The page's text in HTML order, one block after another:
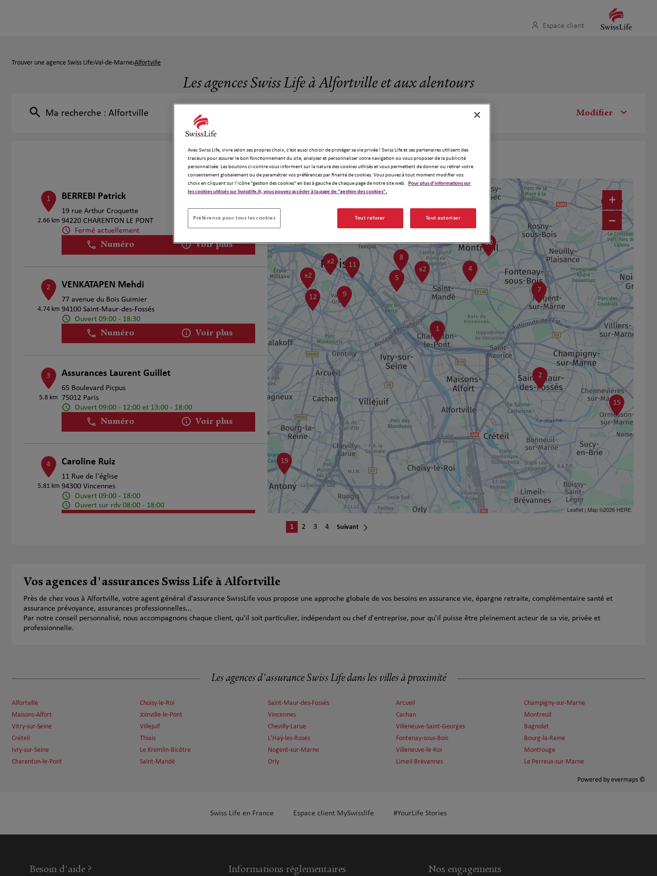
Espace client
Trouver une agence Swiss Life Val-de-Marne Alfortville
Les agences Swiss Life à Alfortville et aux alentours
Ma recherche : Alfortville Modifier
72 agences Swiss Life à Alfortville
1
2.66 km
BERREBI Patrick
19 rue Arthur Croquette
94220 CHARENTON LE PONT
Fermé actuellement
Numéro Voir plus
2
4.74 km
VENKATAPEN Mehdi
77 avenue du Bois Guimier
94100 Saint-Maur-des-Fossés
Ouvert 09:00 - 18:30
Numéro Voir plus
3
5.8 km
Assurances Laurent Guillet
65 Boulevard Picpus
75012 Paris
Ouvert 09:00 - 12:00 et 13:00 - 18:00
Numéro Voir plus
4
5.81 km
Caroline Ruiz
11 Rue de l'église
94300 Vincennes
Ouvert 09:00 - 18:00
Ouvert sur rdv 08:00 - 18:00
5 Jean Baptiste Chilly
4 Cite Moynet
75012 Paris
Ouvert 09:00 - 12:00 et 14:00 - 18:00
Ouvert 09:00 - 12:00 et 13:00 - 18:00
7
6.74 km
75011 Paris
19
15
7
2
12
11
9
x2
x2
1
10
4
8
5
x2
+
−
Leaflet| Map ©2026 HERE
1 2 3 4 Suivant
Vos agences d'assurances Swiss Life à Alfortville
Près de chez vous à Alfortville, votre agent général d'assurance SwissLife vous propose une approche globale de vos besoins en assurance vie, épargne retraite, complémentaire santé et
assurance prévoyance, assurances professionnelles...
Par notre conseil personnalisé, nous accompagnons chaque client, qu'il soit particulier, indépendant ou chef d'entreprise, pour qu'il puisse être pleinement acteur de sa vie, privée et
professionnelle.
Les agences d'assurance Swiss Life dans les villes à proximité
Alfortville
Maisons-Alfort
Vitry-sur-Seine
Créteil
Ivry-sur-Seine
Charenton-le-Pont
Choisy-le-Roi
Joinville-le-Pont
Villejuif
Thiais
Le Kremlin-Bicêtre
Saint-Mandé
Saint-Maur-des-Fossés
Vincennes
Chevilly-Larue
L'Haÿ-les-Roses
Nogent-sur-Marne
Orly
Arcueil
Cachan
Villeneuve-Saint-Georges
Fontenay-sous-Bois
Villeneuve-le-Roi
Limeil-Brévannes
Champigny-sur-Marne
Montreuil
Bagnolet
Bourg-la-Reine
Montrouge
Le Perreux-sur-Marne
Powered by evermaps ©
Swiss Life en France Espace client MySwisslife #YourLife Stories
Besoin d'aide ? Informations réglementaires Nos engagements
Avec Swiss Life, vivre selon ses propres choix, c’est aussi choisir de protéger sa vie privée ! Swiss Life et ses partenaires utilisent des
traceurs pour assurer le bon fonctionnement du site, analyser et personnaliser votre navigation ou vous proposer de la publicité
personnalisée. Les boutons ci-contre vous informent sur la nature des cookies utilisés et vous permettent de donner ou retirer votre
consentement globalement ou de paramétrer vos préférences par finalité de cookies. Vous pouvez à tout moment modifier vos
choix en cliquant sur l’icône "gestion des cookies" en bas à gauche de chaque page de notre site web. Pour plus d'informations sur
les cookies utilisés sur Swisslife.fr, vous pouvez accéder à la page de "gestion des cookies".
Préférence pour tous les cookies Tout refuser Tout autoriser